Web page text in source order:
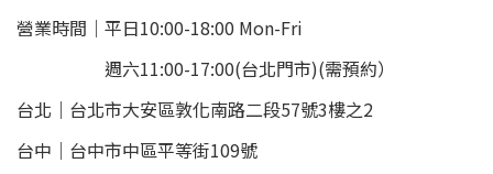
營業時間｜平日10:00-18:00 Mon-Fri
週六11:00-17:00(台北門市)(需預約）
台北 ｜ 台北市大安區敦化南路二段57號3樓之2
台中｜ 台中市中區平等街109號